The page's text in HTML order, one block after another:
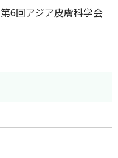
第6回アジア皮膚科学会